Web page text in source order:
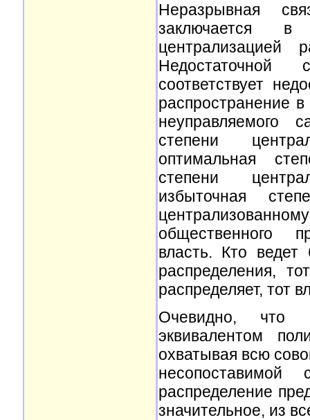
Неразрывная
заключается в
централизацией
Недостаточной
соответствует
распространение
неуправляемого
степени
оптимальная
степени
избыточная
общественного
власть. Кто ведет
распределения,
распределяет, тот
Очевидно, что
эквивалентом
охватывая всю
распределение
значительное, из